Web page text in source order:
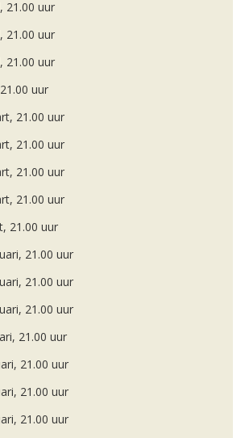
21.00 uur
21.00 uur
21.00 uur
uur
21.00 uur
21.00 uur
21.00 uur
21.00 uur
21.00 uur
21.00 uur
21.00 uur
21.00 uur
21.00 uur
21.00 uur
21.00 uur
21.00 uur